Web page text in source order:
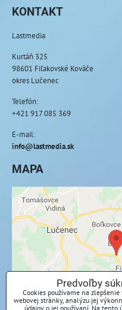
KONTAKT
Lastmedia
Kurtáň 325
98601 Fiľakovské Kováče
okres Lučenec
Telefón:
+421 917 085 369
E-mail:
info@lastmedia.sk
MAPA
Externý obsah je
Prajete si načítať
Povoliť
Povoliť a zapamätať -
Predvoľby
Cookies používame na
webovej stránky, analýzu jej
údajov o jej používaní. Na tento